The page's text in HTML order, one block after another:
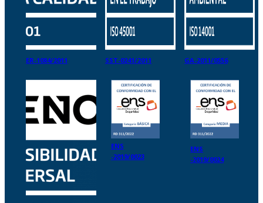
ER-1084/2011 SST-0241/2011 GA-2011/0556
ENS
-2019/0023
ENS
-2019/0024